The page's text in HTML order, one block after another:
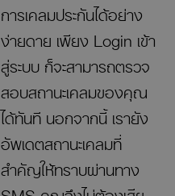
การเคลมประกันได้อย่าง
ง่ายดาย เพียง Login เข้า
สู่ระบบ ก็จะสามารถตรวจ
สอบสถานะเคลมของคุณ
ได้ทันที นอกจากนี้ เรายัง
อัพเดตสถานะเคลมที่
สำคัญให้ทราบผ่านทาง